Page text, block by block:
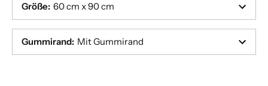
Größe: 60 cm x 90 cm
Gummirand: Mit Gummirand